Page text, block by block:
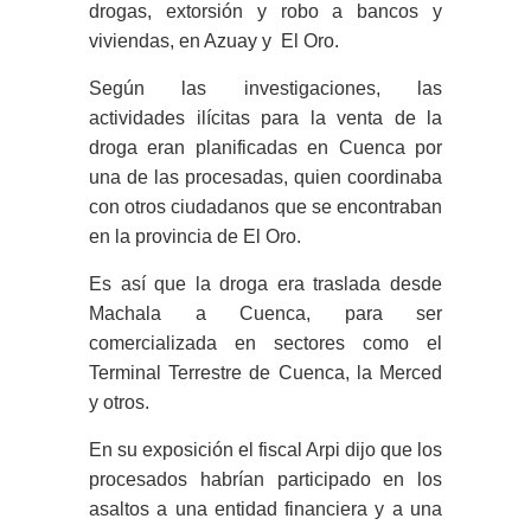
drogas, extorsión y robo a bancos y
viviendas, en Azuay y El Oro.
Según las investigaciones, las
actividades ilícitas para la venta de la
droga eran planificadas en Cuenca por
una de las procesadas, quien coordinaba
con otros ciudadanos que se encontraban
en la provincia de El Oro.
Es así que la droga era traslada desde
Machala a Cuenca, para ser
comercializada en sectores como el
Terminal Terrestre de Cuenca, la Merced
y otros.
En su exposición el fiscal Arpi dijo que los
procesados habrían participado en los
asaltos a una entidad financiera y a una